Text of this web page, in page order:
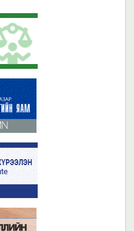
платформ /elearn.nli.gov.mn/ -д
танилцана уу